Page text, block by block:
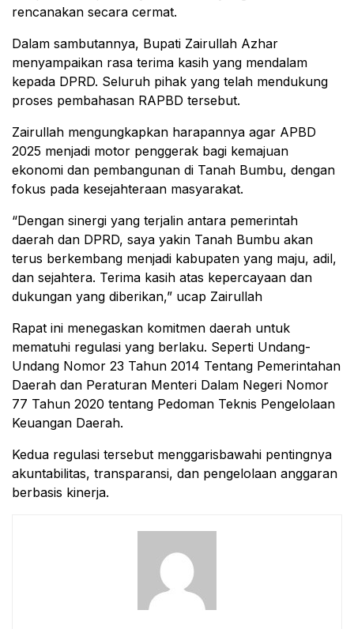
rencanakan secara cermat.
Dalam sambutannya, Bupati Zairullah Azhar
menyampaikan rasa terima kasih yang mendalam
kepada DPRD. Seluruh pihak yang telah mendukung
proses pembahasan RAPBD tersebut.
Zairullah mengungkapkan harapannya agar APBD
2025 menjadi motor penggerak bagi kemajuan
ekonomi dan pembangunan di Tanah Bumbu, dengan
fokus pada kesejahteraan masyarakat.
“Dengan sinergi yang terjalin antara pemerintah
daerah dan DPRD, saya yakin Tanah Bumbu akan
terus berkembang menjadi kabupaten yang maju, adil,
dan sejahtera. Terima kasih atas kepercayaan dan
dukungan yang diberikan,” ucap Zairullah
Rapat ini menegaskan komitmen daerah untuk
mematuhi regulasi yang berlaku. Seperti Undang-
Undang Nomor 23 Tahun 2014 Tentang Pemerintahan
Daerah dan Peraturan Menteri Dalam Negeri Nomor
77 Tahun 2020 tentang Pedoman Teknis Pengelolaan
Keuangan Daerah.
Kedua regulasi tersebut menggarisbawahi pentingnya
akuntabilitas, transparansi, dan pengelolaan anggaran
berbasis kinerja.